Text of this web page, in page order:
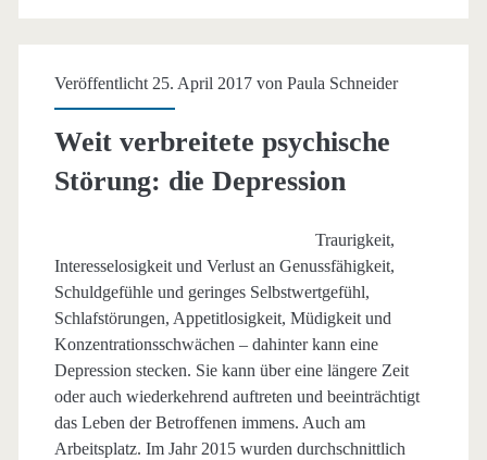
Veröffentlicht 25. April 2017 von Paula Schneider
Weit verbreitete psychische
Störung: die Depression
Traurigkeit,
Interesselosigkeit und Verlust an Genussfähigkeit,
Schuldgefühle und geringes Selbstwertgefühl,
Schlafstörungen, Appetitlosigkeit, Müdigkeit und
Konzentrationsschwächen – dahinter kann eine
Depression stecken. Sie kann über eine längere Zeit
oder auch wiederkehrend auftreten und beeinträchtigt
das Leben der Betroffenen immens. Auch am
Arbeitsplatz. Im Jahr 2015 wurden durchschnittlich